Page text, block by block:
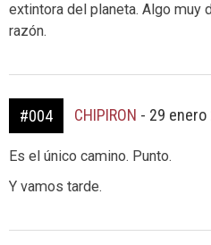
extintora del planeta. Algo muy
razón.
#004 CHIPIRON - 29 enero
Es el único camino. Punto.
Y vamos tarde.